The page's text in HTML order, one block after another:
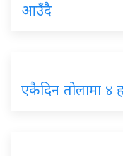
आउँदै
एकैदिन तोलामा ४